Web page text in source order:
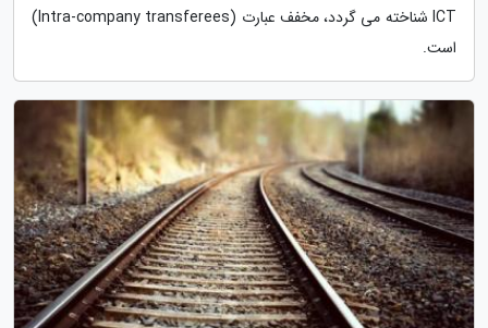
ICT شناخته می گردد، مخفف عبارت (Intra-company transferees)
است.